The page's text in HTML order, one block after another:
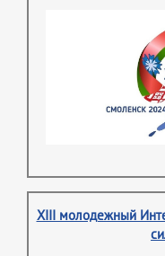
XIII молодежный